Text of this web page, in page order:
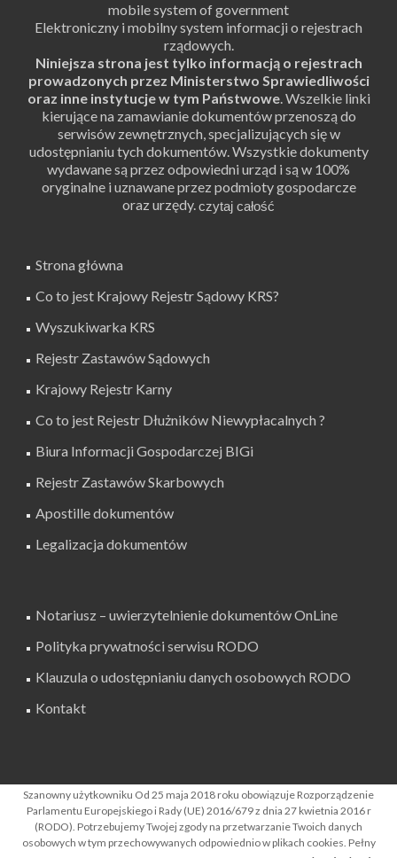
mobile system of government
Elektroniczny i mobilny system informacji o rejestrach
rządowych.
Niniejsza strona jest tylko informacją o rejestrach
prowadzonych przez Ministerstwo Sprawiedliwości
oraz inne instytucje w tym Państwowe. Wszelkie linki
kierujące na zamawianie dokumentów przenoszą do
serwisów zewnętrznych, specjalizujących się w
udostępnianiu tych dokumentów. Wszystkie dokumenty
wydawane są przez odpowiedni urząd i są w 100%
oryginalne i uznawane przez podmioty gospodarcze
oraz urzędy.
Strona główna
Co to jest Krajowy Rejestr Sądowy KRS?
Wyszukiwarka KRS
Rejestr Zastawów Sądowych
Krajowy Rejestr Karny
Co to jest Rejestr Dłużników Niewypłacalnych ?
Biura Informacji Gospodarczej BIGi
Rejestr Zastawów Skarbowych
Apostille dokumentów
Legalizacja dokumentów
Notariusz – uwierzytelnienie dokumentów OnLine
Polityka prywatności serwisu RODO
Klauzula o udostępnianiu danych osobowych RODO
Kontakt
SZUKAJ W SERWISIE
Szanowny użytkowniku Od 25 maja 2018 roku obowiązuje Rozporządzenie
Parlamentu Europejskiego i Rady (UE) 2016/679 z dnia 27 kwietnia 2016 r
(RODO). Potrzebujemy Twojej zgody na przetwarzanie Twoich danych
osobowych w tym przechowywanych odpowiednio w plikach cookies. Pełny